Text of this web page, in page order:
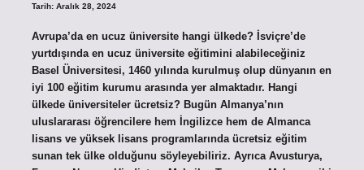
Tarih: Aralık 28, 2024
Avrupa’da en ucuz üniversite hangi ülkede? İsviçre’de
yurtdışında en ucuz üniversite eğitimini alabileceğiniz
Basel Üniversitesi, 1460 yılında kurulmuş olup dünyanın en
iyi 100 eğitim kurumu arasında yer almaktadır. Hangi
ülkede üniversiteler ücretsiz? Bugün Almanya’nın
uluslararası öğrencilere hem İngilizce hem de Almanca
lisans ve yüksek lisans programlarında ücretsiz eğitim
sunan tek ülke olduğunu söyleyebiliriz. Ayrıca Avusturya,